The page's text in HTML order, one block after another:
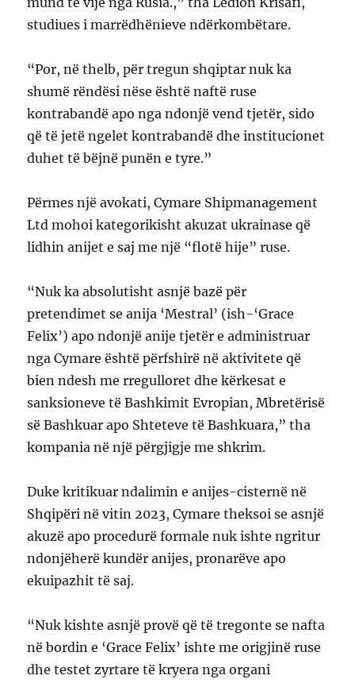
studiues i marrëdhënieve ndërkombëtare.
“Por, në thelb, për tregun shqiptar nuk ka
shumë rëndësi nëse është naftë ruse
kontrabandë apo nga ndonjë vend tjetër, sido
që të jetë ngelet kontrabandë dhe institucionet
duhet të bëjnë punën e tyre.”
Përmes një avokati, Cymare Shipmanagement
Ltd mohoi kategorikisht akuzat ukrainase që
lidhin anijet e saj me një “flotë hije” ruse.
“Nuk ka absolutisht asnjë bazë për
pretendimet se anija ‘Mestral’ (ish-‘Grace
Felix’) apo ndonjë anije tjetër e administruar
nga Cymare është përfshirë në aktivitete që
bien ndesh me rregulloret dhe kërkesat e
sanksioneve të Bashkimit Evropian, Mbretërisë
së Bashkuar apo Shteteve të Bashkuara,” tha
kompania në një përgjigje me shkrim.
Duke kritikuar ndalimin e anijes-cisternë në
Shqipëri në vitin 2023, Cymare theksoi se asnjë
akuzë apo procedurë formale nuk ishte ngritur
ndonjëherë kundër anijes, pronarëve apo
ekuipazhit të saj.
“Nuk kishte asnjë provë që të tregonte se nafta
në bordin e ‘Grace Felix’ ishte me origjinë ruse
dhe testet zyrtare të kryera nga organi